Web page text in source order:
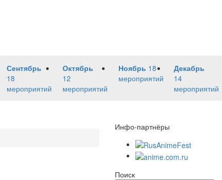
Сентябрь
18
мероприятий
Октябрь
12
мероприятий
Ноябрь 18
мероприятий
Декабрь
14
мероприятий
Инфо-партнёры
Поиск